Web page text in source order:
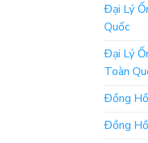
Đại Lý
Quốc
Đại Lý
Toàn
Đồng
Đồng